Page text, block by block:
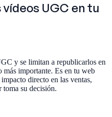
UGC en tu
y se limitan a republicarlos en
más importante. Es en tu web
directo en las ventas,
toma su decisión.